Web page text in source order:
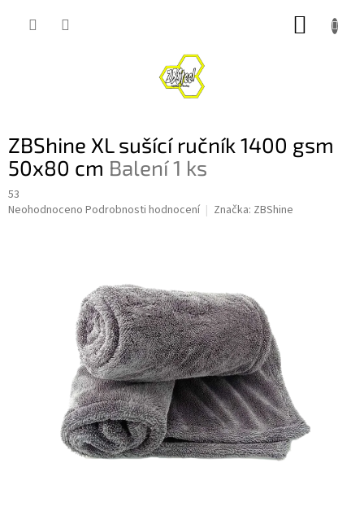
ZBShine XL sušící ručník 1400 gsm
50x80 cm Balení 1 ks
53
Průměrné
Neohodnoceno Podrobnosti hodnocení Značka: ZBShine